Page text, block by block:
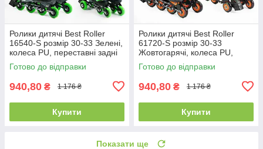
Ролики дитячі Best Roller
16540-S розмір 30-33 Зелені,
колеса PU, переставні задні
колеса
Готово до відправки
940,80 ₴ 1 176 ₴
Купити
Ролики дитячі Best Roller
61720-S розмір 30-33
Жовтогарячі, колеса PU,
переставні задні колеса
Готово до відправки
940,80 ₴ 1 176 ₴
Купити
Показати ще